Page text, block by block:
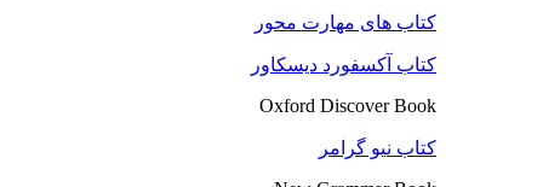
کتاب های مهارت محور
کتاب آکسفورد دیسکاور
Oxford Discover Book
کتاب نیو گرامر